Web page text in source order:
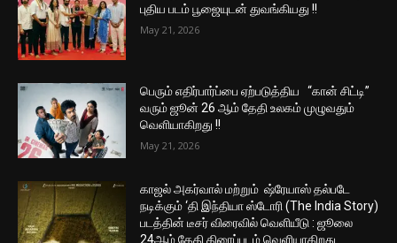
புதிய படம் பூஜையுடன் துவங்கியது !!
May 21, 2026
பெரும் எதிர்பார்ப்பை ஏற்படுத்திய “கான் சிட்டி”
வரும் ஜூன் 26 ஆம் தேதி உலகம் முழுவதும்
வெளியாகிறது !!
May 21, 2026
காஜல் அகர்வால் மற்றும் ஷ்ரேயாஸ் தல்படே
நடிக்கும் ‘தி இந்தியா ஸ்டோரி (The India Story)
படத்தின் டீசர் விரைவில் வெளியீடு : ஜூலை
24ஆம் தேதி திரைப்படம் வெளியாகிறது